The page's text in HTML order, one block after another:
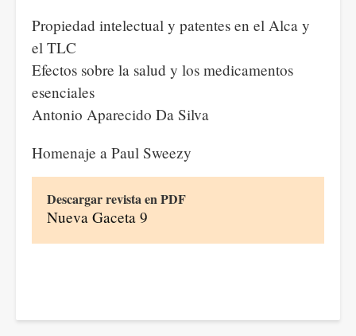
Propiedad intelectual y patentes en el Alca y
el TLC
Efectos sobre la salud y los medicamentos
esenciales
Antonio Aparecido Da Silva
Homenaje a Paul Sweezy
Descargar revista en PDF
Nueva Gaceta 9